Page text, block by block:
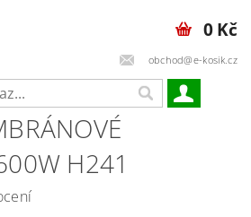
obchod@e-kosik.cz
0 Kč
H241